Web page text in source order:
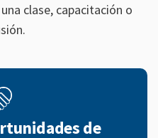
clase, capacitación o
de